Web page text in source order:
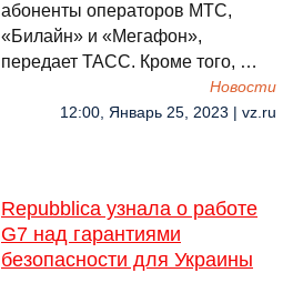
абоненты операторов МТС,
«Билайн» и «Мегафон»,
передает ТАСС. Кроме того, …
Новости
12:00, Январь 25, 2023 | vz.ru
Repubblica узнала о работе
G7 над гарантиями
безопасности для Украины